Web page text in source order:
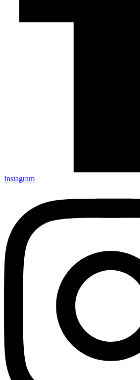
Instagram